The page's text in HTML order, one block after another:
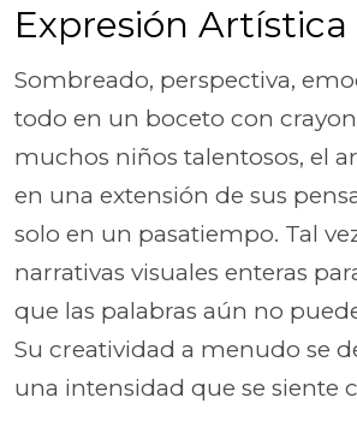
Expresión Artística
Sombreado, perspectiva,
todo en un boceto con
muchos niños talentosos, el
en una extensión de sus
solo en un pasatiempo. Tal
narrativas visuales enteras
que las palabras aún no
Su creatividad a menudo se
una intensidad que se siente